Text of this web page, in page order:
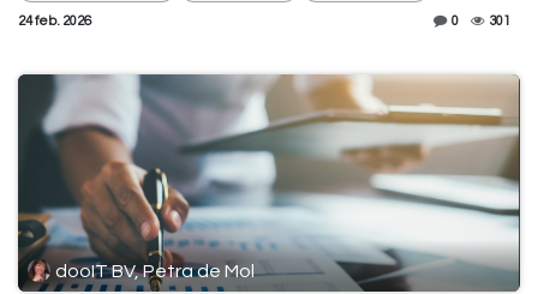
24 feb. 2026 0 301
dooIT BV, Petra de Mol